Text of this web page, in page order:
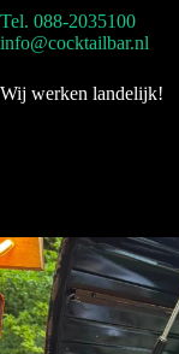
Tel. 088-2035100
info@cocktailbar.nl
Wij werken landelijk!